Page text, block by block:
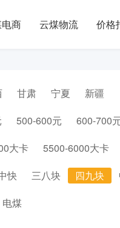
商 云煤物流 价格
甘肃 宁夏
新疆
500-600元
600-700
大卡 5500-6000大卡
快 三八块 四九块
电煤